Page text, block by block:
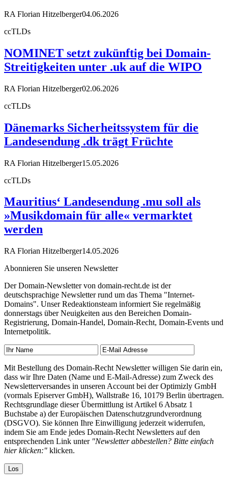
RA Florian Hitzelberger04.06.2026
ccTLDs
NOMINET setzt zukünftig bei Domain-
Streitigkeiten unter .uk auf die WIPO
RA Florian Hitzelberger02.06.2026
ccTLDs
Dänemarks Sicherheitssystem für die
Landesendung .dk trägt Früchte
RA Florian Hitzelberger15.05.2026
ccTLDs
Mauritius‘ Landesendung .mu soll als
»Musikdomain für alle« vermarktet
werden
RA Florian Hitzelberger14.05.2026
Abonnieren Sie unseren Newsletter
Der Domain-Newsletter von domain-recht.de ist der
deutschsprachige Newsletter rund um das Thema "Internet-
Domains". Unser Redeaktionsteam informiert Sie regelmäßig
donnerstags über Neuigkeiten aus den Bereichen Domain-
Registrierung, Domain-Handel, Domain-Recht, Domain-Events und
Internetpolitik.
Mit Bestellung des Domain-Recht Newsletter willigen Sie darin ein,
dass wir Ihre Daten (Name und E-Mail-Adresse) zum Zweck des
Newsletterversandes in unseren Account bei der Optimizly GmbH
(vormals Episerver GmbH), Wallstraße 16, 10179 Berlin übertragen.
Rechtsgrundlage dieser Übermittlung ist Artikel 6 Absatz 1
Buchstabe a) der Europäischen Datenschutzgrundverordnung
(DSGVO). Sie können Ihre Einwilligung jederzeit widerrufen,
indem Sie am Ende jedes Domain-Recht Newsletters auf den
entsprechenden Link unter "Newsletter abbestellen? Bitte einfach
hier klicken:" klicken.